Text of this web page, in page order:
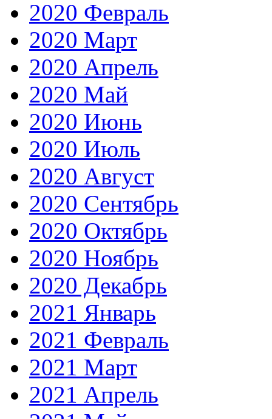
2020 Февраль
2020 Март
2020 Апрель
2020 Май
2020 Июнь
2020 Июль
2020 Август
2020 Сентябрь
2020 Октябрь
2020 Ноябрь
2020 Декабрь
2021 Январь
2021 Февраль
2021 Март
2021 Апрель